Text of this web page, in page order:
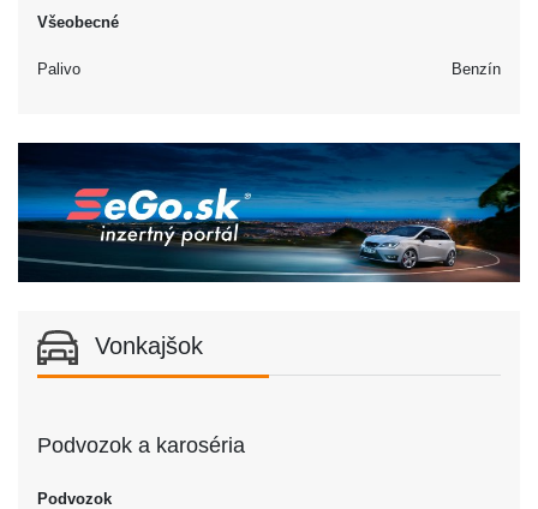
Všeobecné
Palivo Benzín
Vonkajšok
Podvozok a karoséria
Podvozok